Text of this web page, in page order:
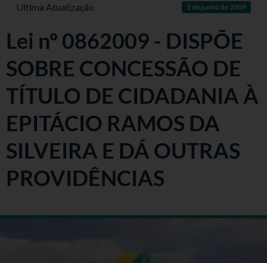
Ultima Atualização 1 de junho de 2009
Lei nº 0862009 - DISPÕE
SOBRE CONCESSÃO DE
TÍTULO DE CIDADANIA À
EPITÁCIO RAMOS DA
SILVEIRA E DÁ OUTRAS
PROVIDÊNCIAS